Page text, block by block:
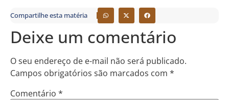
Compartilhe esta matéria
Deixe um comentário
O seu endereço de e-mail não será publicado.
Campos obrigatórios são marcados com *
Comentário *